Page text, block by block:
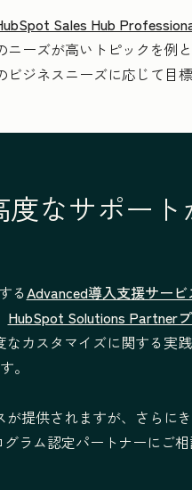
Sales Hub
ーズが高いトピックを例
ジネスニーズに応じて目
なサポート
るAdvanced導入支援サー
HubSpot Solutions Partner
カスタマイズに関する実
。
提供されますが、さらに
ラム認定パートナーにご相